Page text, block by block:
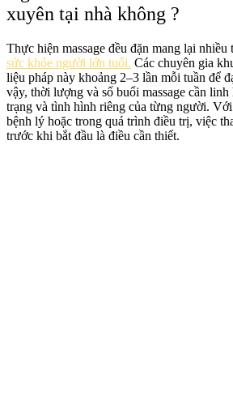
xuyên tại nhà không ?
Thực hiện massage đều đặn mang lại
sức khỏe người lớn tuổi. Các chuyên gia
liệu pháp này khoảng 2–3 lần mỗi tuần để
vậy, thời lượng và số buổi massage cần
trạng và tình hình riêng của từng người.
bệnh lý hoặc trong quá trình điều trị, việc
trước khi bắt đầu là điều cần thiết.